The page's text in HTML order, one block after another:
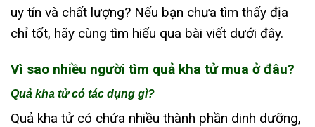
uy tín và chất lượng? Nếu bạn chưa tìm thấy địa
chỉ tốt, hãy cùng tìm hiểu qua bài viết dưới đây.
Vì sao nhiều người tìm quả kha tử mua ở đâu?
Quả kha tử có tác dụng gì?
Quả kha tử có chứa nhiều thành phần dinh dưỡng,